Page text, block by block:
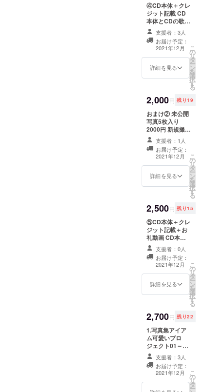
④CD本体＋クレ
ジット記載 CD
本体とCDの歌詞
カードへのお名
前の記載。 ※支
援時、必ず備考
欄にご希望のお
名前をご記入く
ださい。
支援者：3人
お届け予定：
2021年12月
詳細を見る
こ
の
リ
タ
ー
ン
を
選
択
す
る
2,000円 残り19
おまけ② 未公開
写真5枚入り
2000円 新規撮影
の未公開写真をL
判写真プリント
でお届け。CDに
あまり興味はな
いけど、写真が
好き！という貴
支援者：1人
お届け予定：
2021年12月
詳細を見る
こ
の
リ
タ
ー
ン
を
選
択
す
る
2,500円 残り15
⑤CD本体＋クレ
ジット記載＋お
礼動画 CD本体
とCDの歌詞カー
ドへのお名前の
記載、加えてお
礼動画です。 ※
支援時、必ず備
考欄にご希望の
支援者：0人
お届け予定：
2021年12月
詳細を見る
こ
の
リ
タ
ー
ン
を
選
択
す
る
2,700円 残り22
1.写真集アイア
ム可愛いプロ
ジェクト01～03
セット 既刊の
01，02から最新
の03まで、心行
くまで世界観に
浸れる3点セッ
支援者：3人
お届け予定：
2021年12月
こ
の
リ
タ
ー